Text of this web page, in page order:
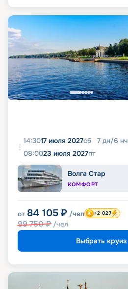
14:3017 июля 2027сб 7 дн/6 нч
08:0023 июля 2027пт
Волга Стар
КОМФОРТ
от 84 105 ₽ /чел
99 750₽ /чел
+2 027
Выбрать круиз